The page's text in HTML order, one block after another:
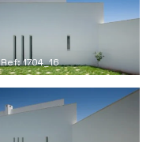
Ref: 1704_16